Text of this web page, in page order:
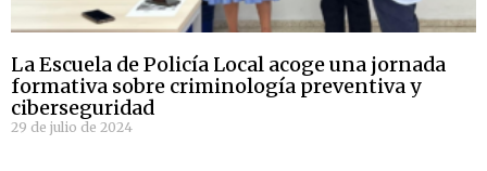
La Escuela de Policía Local acoge una jornada
formativa sobre criminología preventiva y
ciberseguridad
29 de julio de 2024